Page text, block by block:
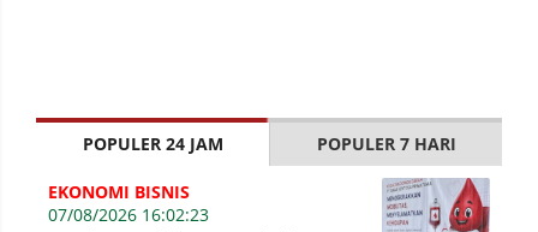
POPULER 24 JAM POPULER 7 HARI
EKONOMI BISNIS
07/08/2026 16:02:23